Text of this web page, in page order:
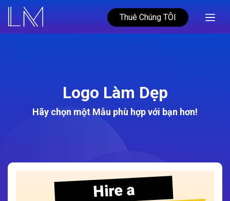
Thuê Chúng TÔI
Logo Làm Dẹp
Hãy chọn một Mẫu phù hợp với bạn hơn!
Hire a